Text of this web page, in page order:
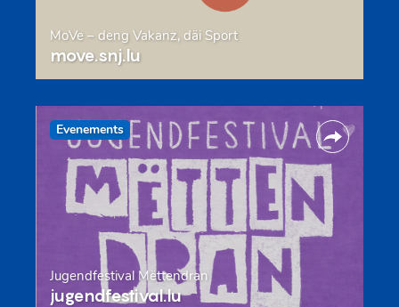
MoVe – deng Vakanz, däi Sport
move.snj.lu
Evenements
Jugendfestival Mëttendran
jugendfestival.lu